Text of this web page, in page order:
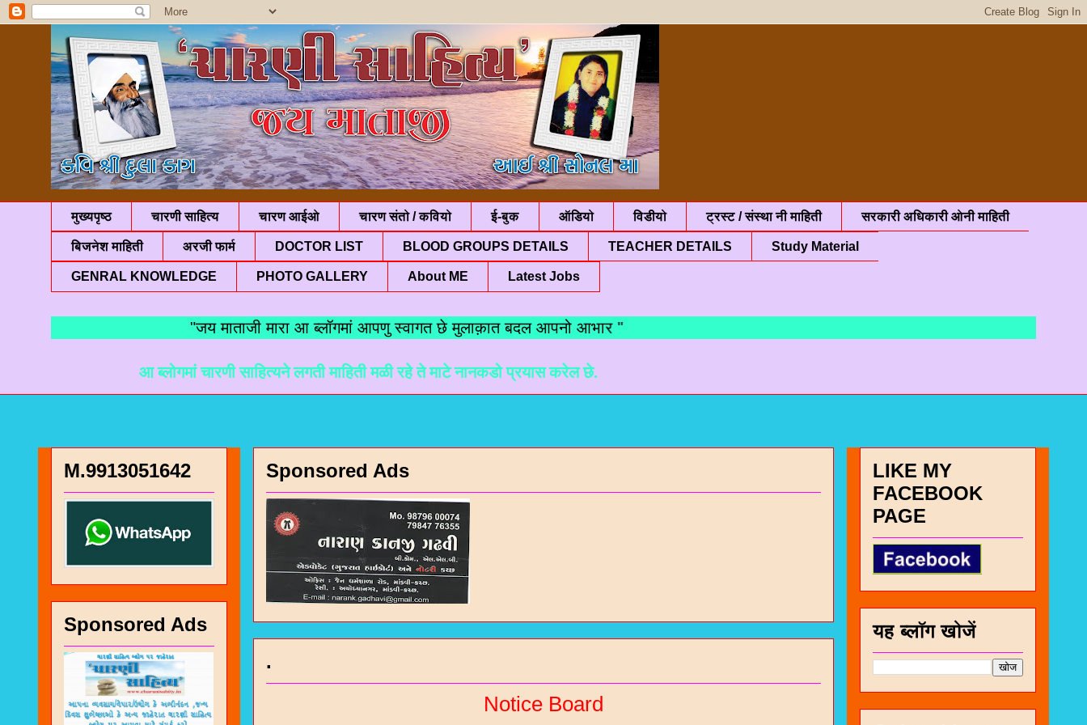
मुख्यपृष्ठ चारणी साहित्य चारण आईओ चारण संतो / कवियो ई-बुक ऑडियो विडीयो ट्रस्ट / संस्था नी माहिती सरकारी अधिकारी ओनी माहिती
बिजनेश माहिती अरजी फार्म DOCTOR LIST BLOOD GROUPS DETAILS TEACHER DETAILS Study Material
GENRAL KNOWLEDGE PHOTO GALLERY About ME Latest Jobs
"जय माताजी मारा आ ब्लॉगमां आपणु स्वागत छे मुलाक़ात बदल आपनो आभार "
आ ब्लोगमां चारणी साहित्यने लगती माहिती मळी रहे ते माटे नानकडो प्रयास करेल छे.
Sponsored Ads
.
Notice Board
M.9913051642
Sponsored Ads
LIKE MY
FACEBOOK
PAGE
यह ब्लॉग खोजें